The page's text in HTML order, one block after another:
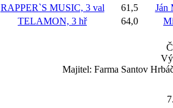
RAPPER`S MUSIC, 3 val 61,5
Ján
TELAMON, 3 hř 64,0
Majitel: Farma Santov